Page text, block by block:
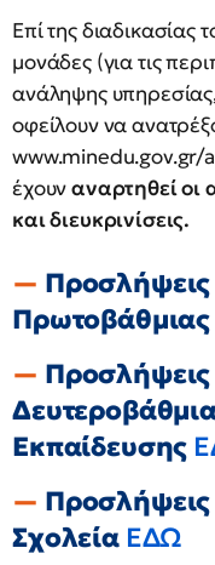
Επί της διαδικασίας
μονάδες (για τις
ανάληψης
οφείλουν να
www.minedu.gov.gr/
έχουναναρτηθεί οι
και διευκρινίσεις.
Προσλήψεις
Προσλήψεις
Εκπαίδευσης
Σχολεία ΕΔΩ